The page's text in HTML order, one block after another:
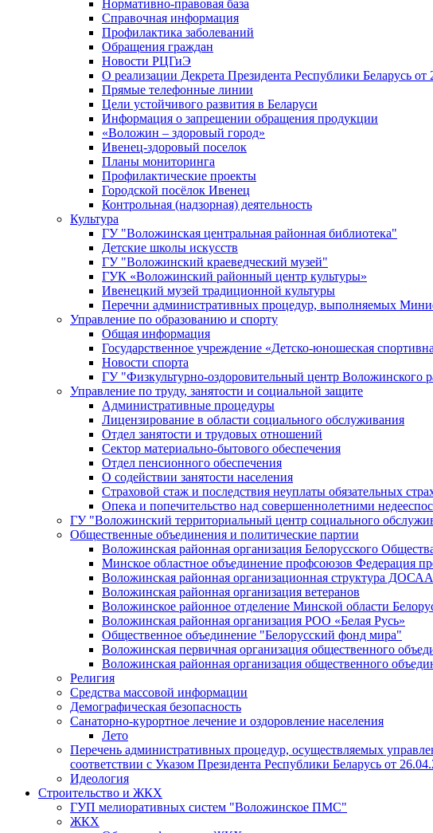
Нормативно-правовая база
Справочная информация
Профилактика заболеваний
Обращения граждан
Новости РЦГиЭ
О реализации Декрета Президента Республики Беларусь
Прямые телефонные линии
Цели устойчивого развития в Беларуси
Информация о запрещении обращения продукции
«Воложин – здоровый город»
Ивенец-здоровый поселок
Планы мониторинга
Профилактические проекты
Городской посёлок Ивенец
Контрольная (надзорная) деятельность
Культура
ГУ "Воложинская центральная районная библиотека"
Детские школы искусств
ГУ "Воложинский краеведческий музей"
ГУК «Воложинский районный центр культуры»
Ивенецкий музей традиционной культуры
Перечни административных процедур, выполняемых
Управление по образованию и спорту
Общая информация
Государственное учреждение «Детско-юношеская
Новости спорта
ГУ "Физкультурно-оздоровительный центр Воложинского
Управление по труду, занятости и социальной защите
Административные процедуры
Лицензирование в области социального обслуживания
Отдел занятости и трудовых отношений
Сектор материально-бытового обеспечения
Отдел пенсионного обеспечения
О содействии занятости населения
Страховой стаж и последствия неуплаты обязательных
Опека и попечительство над совершеннолетними
ГУ "Воложинский территориальный центр социального
Общественные объединения и политические партии
Воложинская районная организация Белорусского
Минское областное объединение профсоюзов Федерация
Воложинская районная организационная структура
Воложинская районная организация ветеранов
Воложинское районное отделение Минской области
Воложинская районная организация РОО «Белая Русь»
Общественное объединение "Белорусский фонд мира"
Воложинская первичная организация общественного
Воложинская районная организация общественного
Религия
Средства массовой информации
Демографическая безопасность
Санаторно-курортное лечение и оздоровление населения
Лето
Перечень административных процедур, осуществляемых
соответствии с Указом Президента Республики Беларусь от
Идеология
Строительство и ЖКХ
ГУП мелиоративных систем "Воложинское ПМС"
ЖКХ